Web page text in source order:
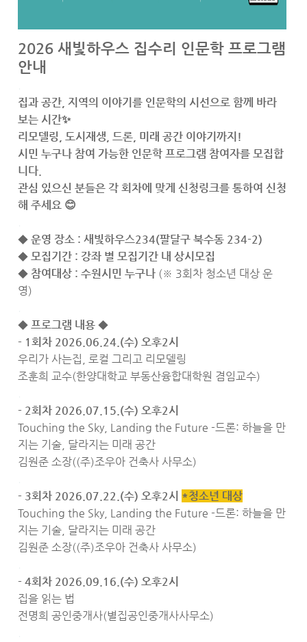
2026 새빛하우스 집수리 인문학 프로그램
안내
집과 공간, 지역의 이야기를 인문학의 시선으로 함께 바라
보는 시간✨
리모델링, 도시재생, 드론, 미래 공간 이야기까지!
시민 누구나 참여 가능한 인문학 프로그램 참여자를 모집합
니다.
관심 있으신 분들은 각 회차에 맞게 신청링크를 통하여 신청
해 주세요 😊
◆ 운영 장소 : 새빛하우스234(팔달구 북수동 234-2)
◆ 모집기간 : 강좌 별 모집기간 내 상시모집
◆ 참여대상 : 수원시민 누구나 (※ 3회차 청소년 대상 운
영)
◆ 프로그램 내용 ◆
- 1회차 2026.06.24.(수) 오후2시
우리가 사는집, 로컬 그리고 리모델링
조훈희 교수(한양대학교 부동산융합대학원 겸임교수)
- 2회차 2026.07.15.(수) 오후2시
Touching the Sky, Landing the Future -드론: 하늘을 만
지는 기술, 달라지는 미래 공간
김원준 소장((주)조우아 건축사 사무소)
- 3회차 2026.07.22.(수) 오후2시 *청소년 대상
Touching the Sky, Landing the Future -드론: 하늘을 만
지는 기술, 달라지는 미래 공간
김원준 소장((주)조우아 건축사 사무소)
- 4회차 2026.09.16.(수) 오후2시
집을 읽는 법
전명희 공인중개사(별집공인중개사사무소)